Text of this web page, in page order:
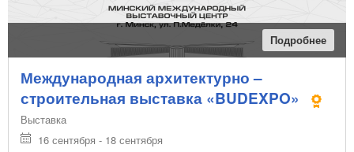
Подробнее
Международная архитектурно –
строительная выставка «BUDEXPO»
Выставка
16 сентября - 18 сентября